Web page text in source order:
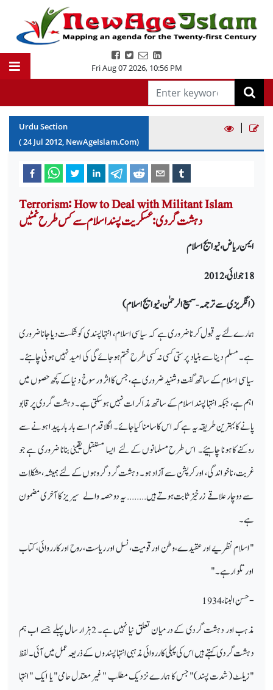
Fri Aug 07 2026, 10:56 PM
Urdu Section
(24 Jul 2012, NewAgeIslam.Com)
|
Terrorism: How to Deal with Militant Islam
دہشت گردی: عسکریت پسند اسلام سے کس طرح نمٹیں
ایمن ریاض، نیو ایج اسلام
18جولائی، 2012
(انگریزی سے ترجمہ‑سمیع الرحمٰن، نیو ایج اسلام)
ہمارے لئے یہ قبول کرنا ضروری ہے کہ سیاسی اسلام، انتہا پسندی کو شکست دیا جانا ضروری
ہے۔ مسلم دینا سے بنیاد پرستی کسی نہ کسی طرح ختم ہوجائےگی کی امید نہیں ہونی چاہئے۔
سیاسی اسلام کے ساتھ گفت و شنید ضروری ہے، جس کا اثر و رسوخ دنیا کے کچھ حصوں میں
اہم ہے، جبکہ انتہا پسنداسلام کے ساتھ مذاکرات نہیں ہو سکتی ہے۔ دہشت گردی پر قابو
پانے کا بہترین طریقہ یہ ہے کہ اس کا سامنا کیا جائے۔ اگلا قدم اسے بار بار پیدا ہونے سے
روکنے کا ہونا چاہیئے۔ اس طرح مسلمانوں کے لئے ایسا مستقبل یقینی بنانا ضروری ہے جو
غربت، ناخواندگی، اور کرپشن سے آزاد ہو۔ دہشت گرد گروہوں کے لئے ہمیشہ ،مشکلات
سے دو چار علاقے زرخیز ثابت ہوتے ہیں........ یہ دو حصہ والے سیریز کا آخری مضمون
ہے۔
"اسلام نظریے اور عقیدے، وطن اور قومیت، نسل اور ریاست، روح اور کارروائی، کتاب
اور تلوار ہے۔"
- حسن البنا، 1934
مذہب اور دہشت گردی کے درمیان تعلق نیا نہیں ہے۔ 2ہزار سال پہلے جسے اب ہم
دہشت گردی کہتے ہیں اس کی پہلی کارروائی مذہبی انتہا پسندوں کے ذریعہ عمل میں آئی۔ لفظ
" زیلٹ ( شدت پسند)" جس کا ہمارے نزدیک مطلب " غیر معتدل حامی" یا ایک "انتہا